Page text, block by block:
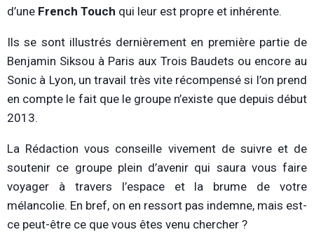
d’une French Touch qui leur est propre et inhérente.
Ils se sont illustrés dernièrement en première partie de
Benjamin Siksou à Paris aux Trois Baudets ou encore au
Sonic à Lyon, un travail très vite récompensé si l’on prend
en compte le fait que le groupe n’existe que depuis début
2013.
La Rédaction vous conseille vivement de suivre et de
soutenir ce groupe plein d’avenir qui saura vous faire
voyager à travers l’espace et la brume de votre
mélancolie. En bref, on en ressort pas indemne, mais est-
ce peut-être ce que vous êtes venu chercher ?